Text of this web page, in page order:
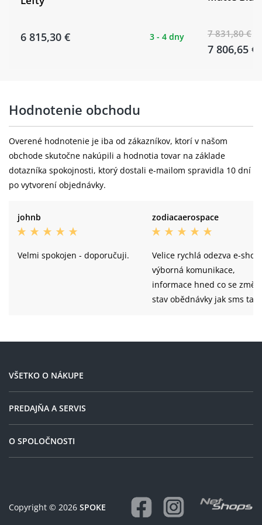
složení:
Hlavové
ACROS AZX-781S, ICR, ZS56/28.6 -
ZS56/40, BlockLock 150°, Stainless
Přední náboj: DT Swiss XM 1700 Spline
Schwalbe Racing Ray Performance, TL-
Ready, 29x2.25", ADDIX SpeedGrip
Zadní ráfek:
DT Swiss XM 1700 SPLINE®, CL,
Zadní náboj:
SB02-LT, TA12x175.5, M12x1,0x14.5L,
Zadní plášť:
Schwalbe Racing Ralph Performance,
TwinSkin, TL-Ready, 29x2.25", ADDIX
6 815,30 € 3 - 4 dny 7 831,80 €
7 806,65 €
Hodnotenie obchodu
Overené hodnotenie je iba od zákazníkov, ktorí v našom
obchode skutočne nakúpili a hodnotia tovar na základe
dotazníka spokojnosti, ktorý dostali e-mailom spravidla 10 dní
po vytvorení objednávky.
johnb
Velmi spokojen - doporučuji.
zodiacaerospace
Velice rychlá odezva e-
výborná komunikace,
informace hned co se
stav obědnávky jak sms tak
příjemné vystupování a
VŠETKO O NÁKUPE
PREDAJŇA A SERVIS
O SPOLOČNOSTI
Copyright © 2026 SPOKE